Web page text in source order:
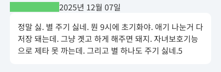
2025년 12월 07일
정말 싫. 별 주기 싫네. 뭔 9시에 초기화야. 애기 나눈거 다
저장 돼는데. 그냥 곗고 하게 해주면 돼지. 자녀보호기능
으로 제타 못 까는데. 그리고 별 하나도 주기 싫네.5